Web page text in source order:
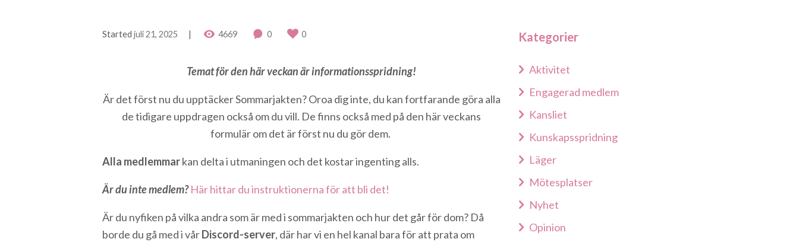
Started juli 21, 2025 4669 0 0
Temat för den här veckan är informationsspridning!
Är det först nu du upptäcker Sommarjakten? Oroa dig inte, du kan fortfarande göra alla
de tidigare uppdragen också om du vill. De finns också med på den här veckans
formulär om det är först nu du gör dem.
Alla medlemmarkan delta i utmaningen och det kostar ingenting alls.
Är du inte medlem? Här hittar du instruktionerna för att bli det!
Är du nyfiken på vilka andra som är med i sommarjakten och hur det går för dom? Då
borde du gå med i vårDiscord-server, där har vi en hel kanal bara för att prata om
Kategorier
Aktivitet
Engagerad medlem
Kansliet
Kunskapsspridning
Läger
Mötesplatser
Nyhet
Opinion